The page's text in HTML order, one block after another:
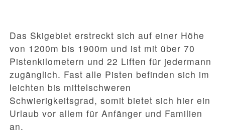
Das Skigebiet erstreckt sich auf einer Höhe
von 1200m bis 1900m und ist mit über 70
Pistenkilometern und 22 Liften für jedermann
zugänglich. Fast alle Pisten befinden sich im
leichten bis mittelschweren
Schwierigkeitsgrad, somit bietet sich hier ein
Urlaub vor allem für Anfänger und Familien
an.